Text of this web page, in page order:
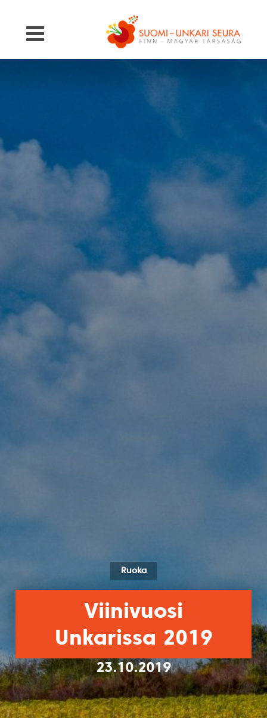
Ruoka
Viinivuosi
Unkarissa 2019
23.10.2019